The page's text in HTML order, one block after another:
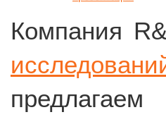
Компания